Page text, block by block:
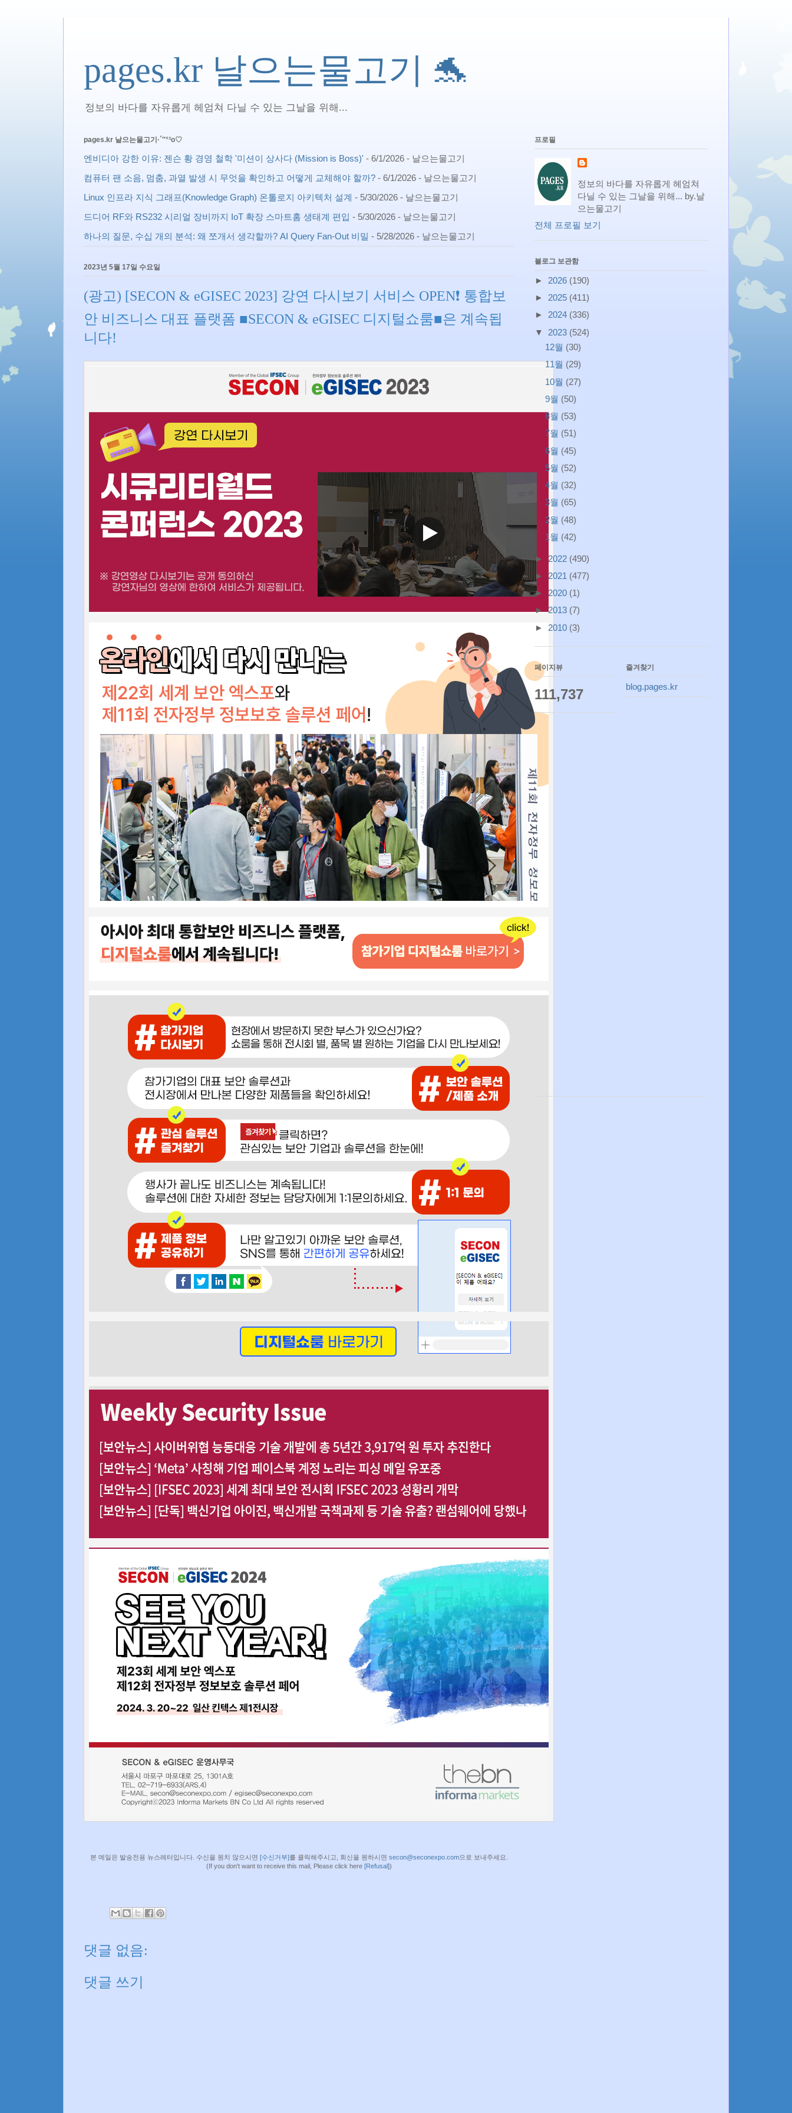
pages.kr 날으는물고기 🐬
정보의 바다를 자유롭게 헤엄쳐 다닐 수 있는 그날을 위해...
pages.kr 날으는물고기·´″°³о♡
엔비디아 강한 이유: 젠슨 황 경영 철학 '미션이 상사다 (Mission is Boss)' - 6/1/2026 - 날으는물고기
컴퓨터 팬 소음, 멈춤, 과열 발생 시 무엇을 확인하고 어떻게 교체해야 할까? - 6/1/2026 - 날으는물고기
Linux 인프라 지식 그래프(Knowledge Graph) 온톨로지 아키텍처 설계 - 5/30/2026 - 날으는물고기
드디어 RF와 RS232 시리얼 장비까지 IoT 확장 스마트홈 생태계 편입 - 5/30/2026 - 날으는물고기
하나의 질문, 수십 개의 분석: 왜 쪼개서 생각할까? AI Query Fan-Out 비밀 - 5/28/2026 - 날으는물고기
2023년 5월 17일 수요일
(광고) [SECON & eGISEC 2023] 강연 다시보기 서비스 OPEN❗ 통합보
안 비즈니스 대표 플랫폼 ■SECON & eGISEC 디지털쇼룸■은 계속됩
니다!
본 메일은 발송전용 뉴스레터입니다. 수신을 원치 않으시면 [수신거부]를 클릭해주시고, 회신을 원하시면 secon@seconexpo.com으로 보내주세요.
(If you don't want to receive this mail, Please click here [Refusal])
댓글 없음:
댓글 쓰기
프로필
정보의 바다를 자유롭게 헤엄쳐
다닐 수 있는 그날을 위해... by.날
으는물고기
전체 프로필 보기
블로그 보관함
► 2026 (190)
► 2025 (411)
► 2024 (336)
▼ 2023 (524)
12월 (30)
11월 (29)
10월 (27)
9월 (50)
8월 (53)
7월 (51)
6월 (45)
5월 (52)
4월 (32)
3월 (65)
2월 (48)
1월 (42)
► 2022 (490)
► 2021 (477)
► 2020 (1)
►2013 (7)
► 2010 (3)
페이지뷰
111,737
즐겨찾기
blog.pages.kr